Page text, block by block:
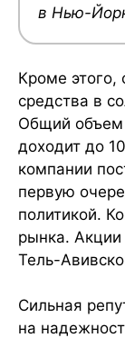
в Нью-
Кроме этого,
средства в
Общий объем
доходит до
компании
первую
политикой.
рынка.
Тель-
Сильная
на